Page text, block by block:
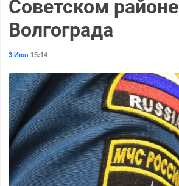
Советском районе
Волгограда
3 Июн 15:14